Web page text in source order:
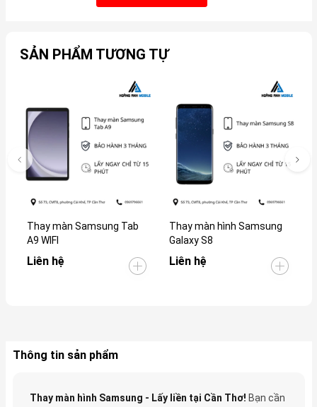
SẢN PHẨM TƯƠNG TỰ
Thay màn Samsung Tab
A9 WIFI
Liên hệ
Thay màn hình Samsung
Galaxy S8
Liên hệ
Thông tin sản phẩm
Thay màn hình Samsung - Lấy liền tại Cần Thơ! Bạn cần